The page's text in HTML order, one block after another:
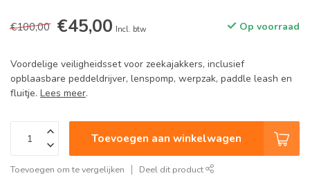
€100,00 €45,00 Incl. btw Op voorraad
Voordelige veiligheidsset voor zeekajakkers, inclusief
opblaasbare peddeldrijver, lenspomp, werpzak, paddle leash en
fluitje. Lees meer.
Toevoegen aan winkelwagen
Toevoegen om te vergelijken Deel dit product